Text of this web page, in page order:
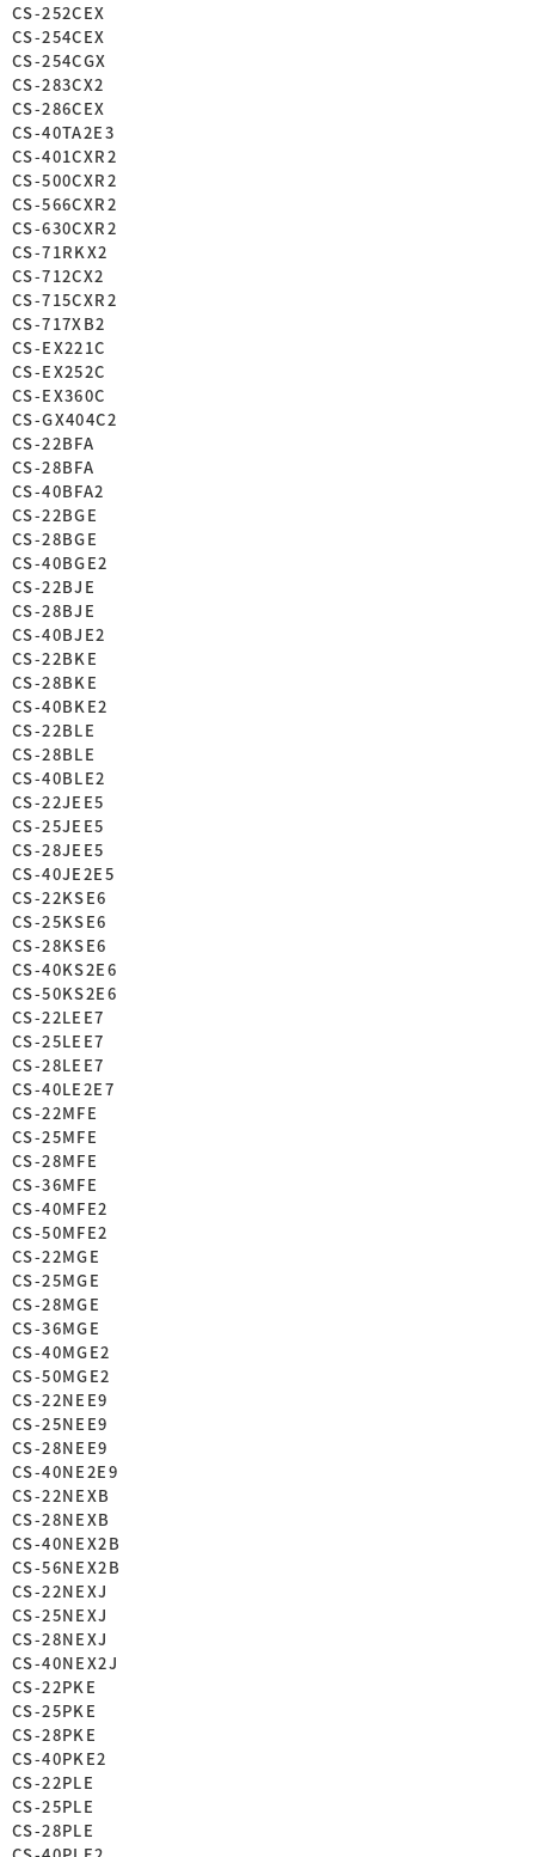
CS-252CEX
CS-254CEX
CS-254CGX
CS-283CX2
CS-286CEX
CS-40TA2E3
CS-401CXR2
CS-500CXR2
CS-566CXR2
CS-630CXR2
CS-71RKX2
CS-712CX2
CS-715CXR2
CS-717XB2
CS-EX221C
CS-EX252C
CS-EX360C
CS-GX404C2
CS-22BFA
CS-28BFA
CS-40BFA2
CS-22BGE
CS-28BGE
CS-40BGE2
CS-22BJE
CS-28BJE
CS-40BJE2
CS-22BKE
CS-28BKE
CS-40BKE2
CS-22BLE
CS-28BLE
CS-40BLE2
CS-22JEE5
CS-25JEE5
CS-28JEE5
CS-40JE2E5
CS-22KSE6
CS-25KSE6
CS-28KSE6
CS-40KS2E6
CS-50KS2E6
CS-22LEE7
CS-25LEE7
CS-28LEE7
CS-40LE2E7
CS-22MFE
CS-25MFE
CS-28MFE
CS-36MFE
CS-40MFE2
CS-50MFE2
CS-22MGE
CS-25MGE
CS-28MGE
CS-36MGE
CS-40MGE2
CS-50MGE2
CS-22NEE9
CS-25NEE9
CS-28NEE9
CS-40NE2E9
CS-22NEXB
CS-28NEXB
CS-40NEX2B
CS-56NEX2B
CS-22NEXJ
CS-25NEXJ
CS-28NEXJ
CS-40NEX2J
CS-22PKE
CS-25PKE
CS-28PKE
CS-40PKE2
CS-22PLE
CS-25PLE
CS-28PLE